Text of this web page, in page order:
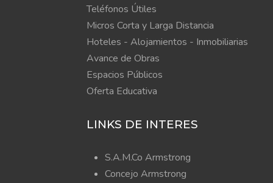
Teléfonos Útiles
Micros Corta y Larga Distancia
Hoteles - Alojamientos - Inmobiliarias
Avance de Obras
Espacios Públicos
Oferta Educativa
LINKS DE INTERES
S.A.M.Co Armstrong
Concejo Armstrong